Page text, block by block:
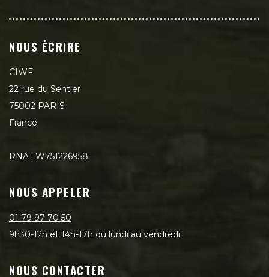
NOUS ÉCRIRE
CIWF
22 rue du Sentier
75002 PARIS
France
RNA : W751226958
NOUS APPELER
01 79 97 70 50
9h30-12h et 14h-17h du lundi au vendredi
NOUS CONTACTER